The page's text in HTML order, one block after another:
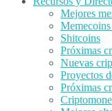
Mejores
Shitcoins
Próximas
Nuevas
Proyectos
Próximas